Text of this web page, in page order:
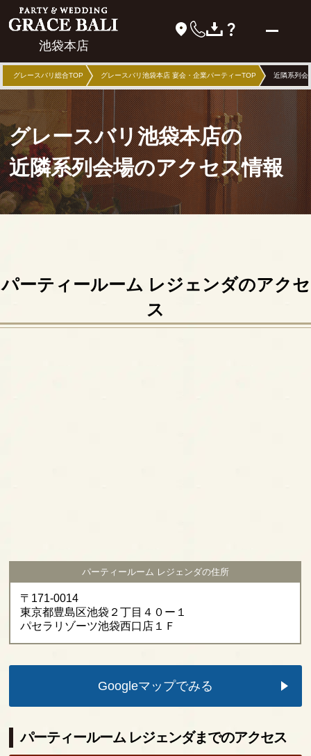
池袋本店
グレースバリ総合TOP グレースバリ池袋本店 宴会・企業パーティーTOP 近隣系列会
グレースバリ池袋本店の
近隣系列会場のアクセス情報
パーティールーム レジェンダのアクセ
ス
パーティールーム レジェンダの住所
〒171-0014
東京都豊島区池袋２丁目４０ー１
パセラリゾーツ池袋西口店１Ｆ
Googleマップでみる
パーティールーム レジェンダまでのアクセス